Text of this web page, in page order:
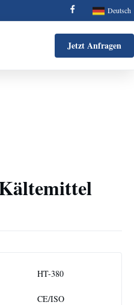
Deutsch
Jetzt Anfragen
HT-380
CE/ISO